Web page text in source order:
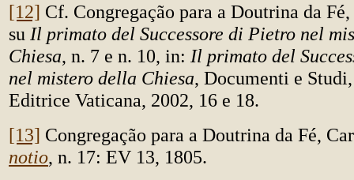
[12] Cf. Congregação para a Doutrina da
su Il primato del Successore di Pietro nel
Chiesa, n. 7 e n. 10, in: Il primato del
nel mistero della Chiesa, Documenti e
Editrice Vaticana, 2002, 16 e 18.
[13] Congregação para a Doutrina da Fé,
notio, n. 17: EV 13, 1805.